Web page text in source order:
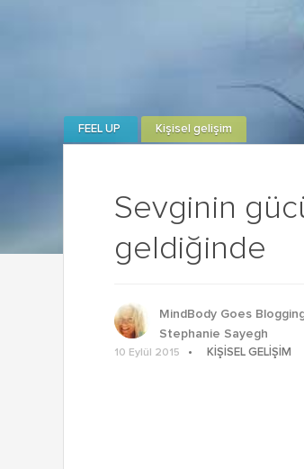
Sevginin
geldiğinde
FEEL UP Kişisel gelişim
MindBody Goes
Stephanie Sayegh
10 Eylül 2015 KIŞISEL GELIŞIM